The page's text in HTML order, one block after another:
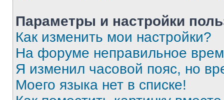
Параметры и настройки
Как изменить мои настройки?
На форуме неправильное
Я изменил часовой пояс, но
Моего языка нет в списке!